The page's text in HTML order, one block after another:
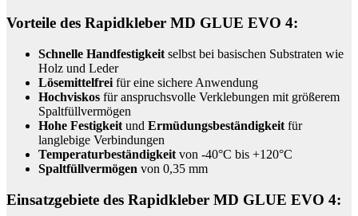
Vorteile des Rapidkleber MD GLUE EVO 4:
Schnelle Handfestigkeit selbst bei basischen Substraten wie
Holz und Leder
Lösemittelfrei für eine sichere Anwendung
Hochviskos für anspruchsvolle Verklebungen mit größerem
Spaltfüllvermögen
Hohe Festigkeit und Ermüdungsbeständigkeit für
langlebige Verbindungen
Temperaturbeständigkeit von -40°C bis +120°C
Spaltfüllvermögen von 0,35 mm
Einsatzgebiete des Rapidkleber MD GLUE EVO 4: